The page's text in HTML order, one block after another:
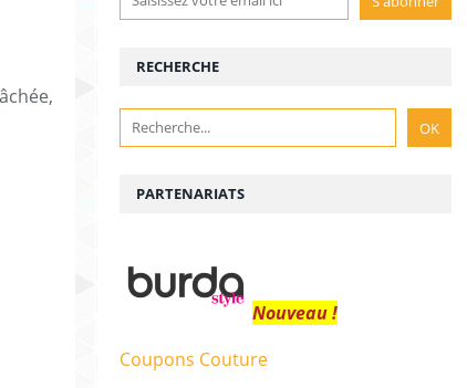
RECHERCHE
PARTENARIATS
Nouveau !
Coupons Couture